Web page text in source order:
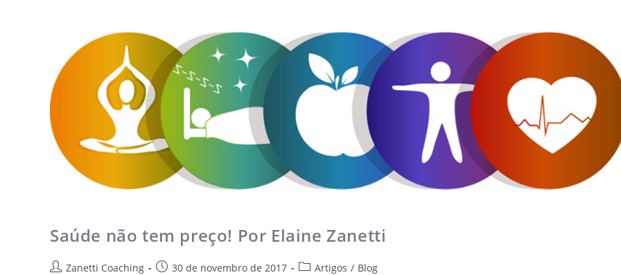
Saúde não tem preço! Por Elaine Zanetti
Zanetti Coaching 30 de novembro de 2017 Artigos / Blog